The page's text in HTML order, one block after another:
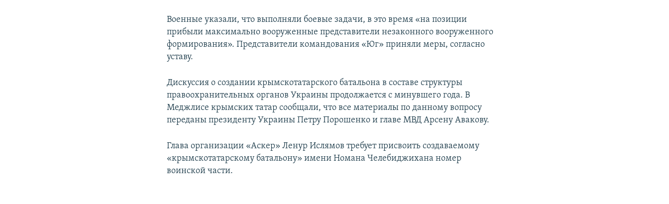
Военные указали, что выполняли боевые задачи, в это время «на позиции
прибыли максимально вооруженные представители незаконного вооруженного
формирования». Представители командования «Юг» приняли меры, согласно
уставу.
Дискуссия о создании крымскотатарского батальона в составе структуры
правоохранительных органов Украины продолжается с минувшего года. В
Меджлисе крымских татар сообщали, что все материалы по данному вопросу
переданы президенту Украины Петру Порошенко и главе МВД Арсену Авакову.
Глава организации «Аскер» Ленур Ислямов требует присвоить создаваемому
«крымскотатарскому батальону» имени Номана Челебиджихана номер
воинской части.